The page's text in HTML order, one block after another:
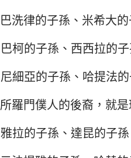
巴洗律的子孫、米希大
巴柯的子孫、西西拉的
尼細亞的子孫、哈提法的
所羅門僕人的後裔，就
雅拉的子孫、達昆的子孫